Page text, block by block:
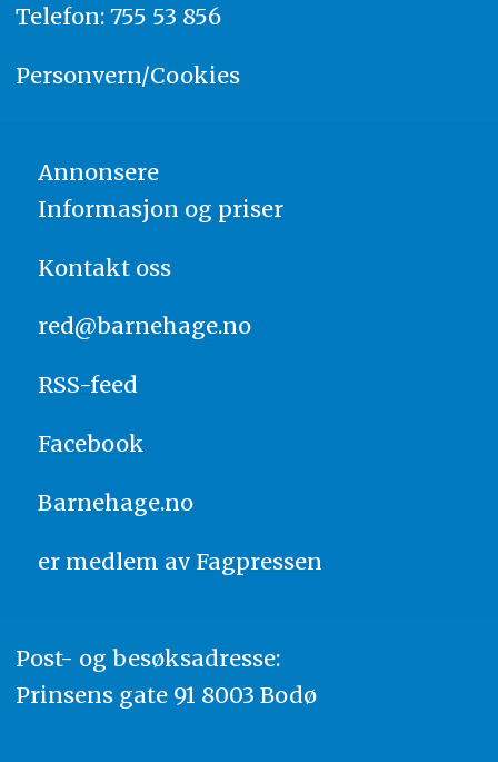
Telefon: 755 53 856
Personvern/Cookies
Annonsere
Informasjon og priser
Kontakt oss
red@barnehage.no
RSS-feed
Facebook
Barnehage.no
er medlem av Fagpressen
Post- og besøksadresse:
Prinsens gate 91 8003 Bodø